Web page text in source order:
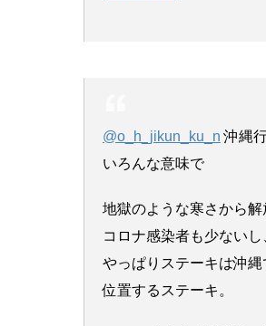
@o_h_jikun_ku_n 沖縄
いろんな意味で
地獄のような寒さから解
コロナ感染者も少ないし
やっぱりステーキは沖縄
位置するステーキ。